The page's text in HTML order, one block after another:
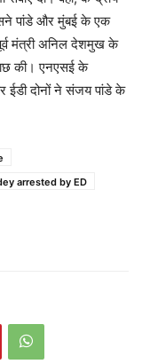
पांडे और मुंबई के एक
मंत्री अनिल देशमुख के
की। एनएसई के
ईडी दोनों ने संजय पांडे के
arrested by ED